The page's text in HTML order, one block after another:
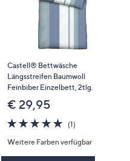
Castell® Bettwäsche
Längsstreifen Baumwoll
Feinbiber Einzelbett, 2tlg.
€ 29,95
5.0
von
5
(1)1
Weitere Farben verfügbar